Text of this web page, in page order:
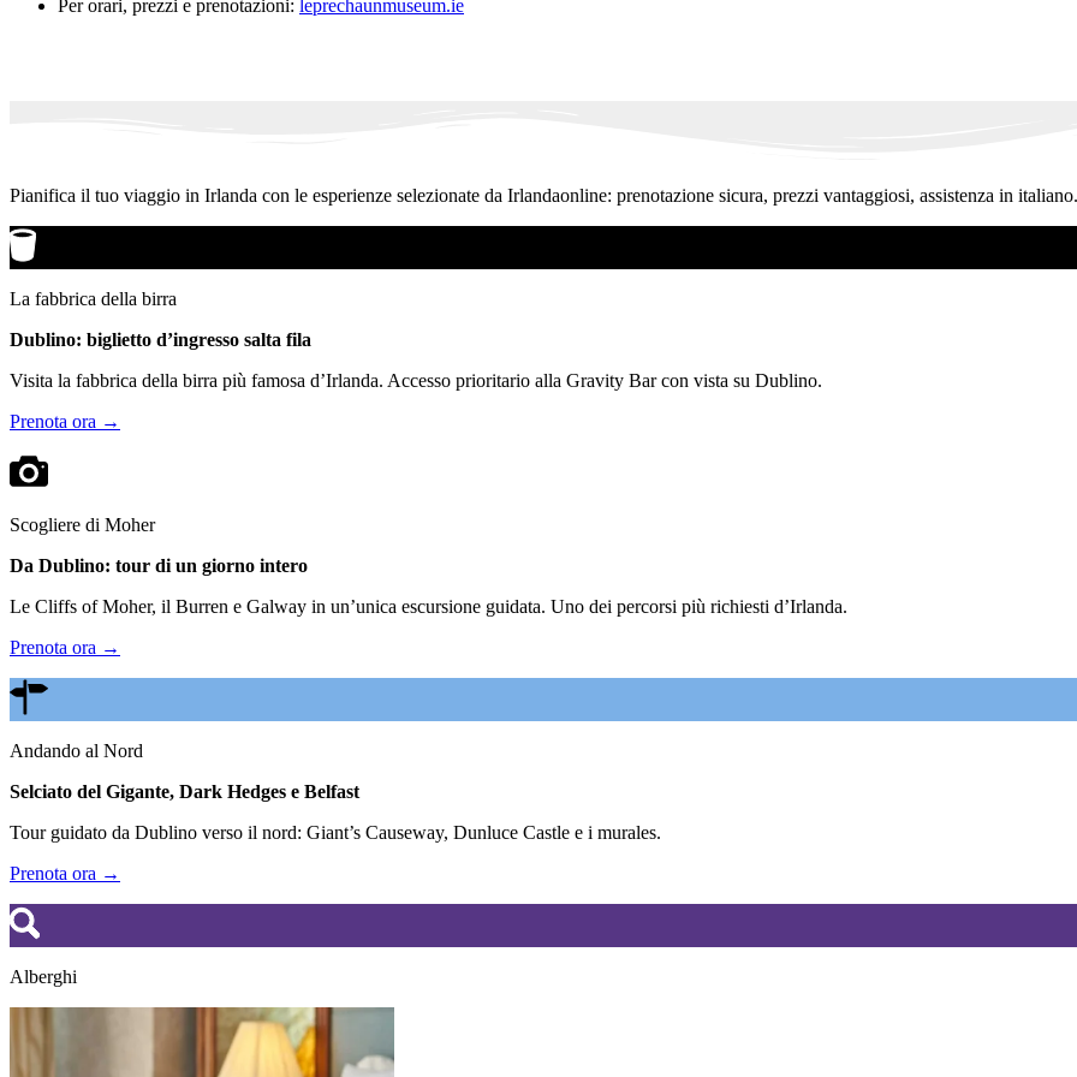
Per orari, prezzi e prenotazioni: leprechaunmuseum.ie
Pianifica il tuo viaggio in Irlanda con le esperienze selezionate da Irlandaonline: prenotazione sicura, prezzi vantaggiosi, assistenza in italiano.
La fabbrica della birra
Dublino: biglietto d’ingresso salta fila
Visita la fabbrica della birra più famosa d’Irlanda. Accesso prioritario alla Gravity Bar con vista su Dublino.
Prenota ora →
Scogliere di Moher
Da Dublino: tour di un giorno intero
Le Cliffs of Moher, il Burren e Galway in un’unica escursione guidata. Uno dei percorsi più richiesti d’Irlanda.
Prenota ora →
Andando al Nord
Selciato del Gigante, Dark Hedges e Belfast
Tour guidato da Dublino verso il nord: Giant’s Causeway, Dunluce Castle e i murales.
Prenota ora →
Alberghi